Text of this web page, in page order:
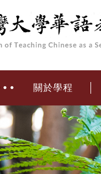
關於學程